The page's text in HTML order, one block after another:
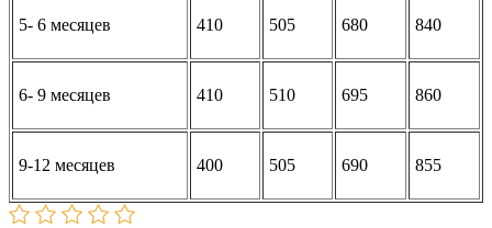
5- 6 месяцев 410 505 680 840
6- 9 месяцев 410 510 695 860
9-12 месяцев 400 505 690 855